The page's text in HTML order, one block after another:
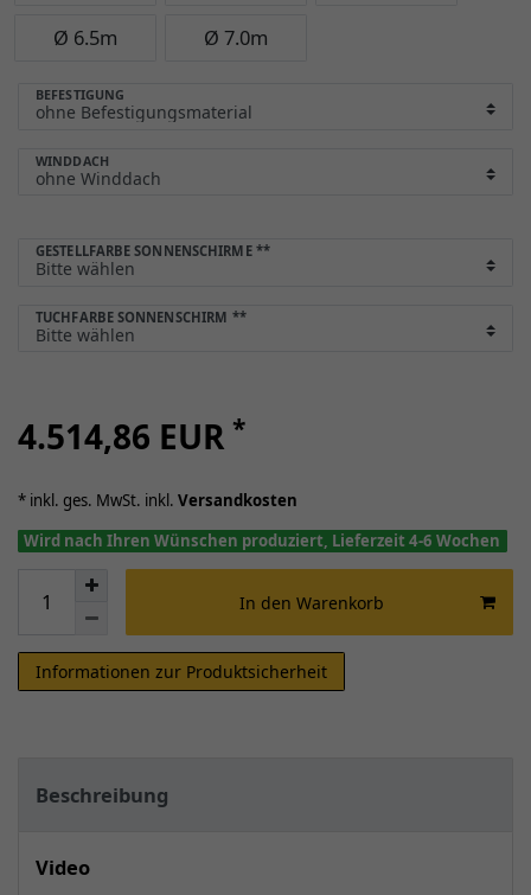
Ø 6.5m Ø 7.0m
BEFESTIGUNG
WINDDACH
GESTELLFARBE SONNENSCHIRME **
TUCHFARBE SONNENSCHIRM **
4.514,86 EUR *
* inkl. ges. MwSt. inkl. Versandkosten
Wird nach Ihren Wünschen produziert, Lieferzeit 4-6 Wochen
In den Warenkorb
Informationen zur Produktsicherheit
Beschreibung
Video